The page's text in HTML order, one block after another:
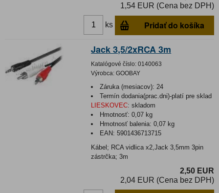
1,54 EUR (Cena bez DPH)
ks Pridať do košíka
Jack 3,5/2xRCA 3m
Katalógové číslo: 0140063
Výrobca: GOOBAY
Záruka (mesiacov): 24
Termín dodania(prac.dni)-platí pre sklad
LIESKOVEC: skladom
Hmotnosť:0,07 kg
Hmotnosť balenia:0,07 kg
EAN:5901436713715
Kábel; RCA vidlica x2,Jack 3,5mm 3pin
zástrčka; 3m
2,50 EUR
2,04 EUR (Cena bez DPH)